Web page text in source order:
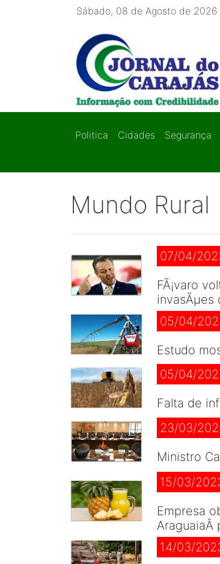
Sábado, 08 de Agosto de 2026
Politica Cidades Segurança
Mundo Rural
07/04/
FÃ¡varo
invasÃµes
05/04/
Estudo
05/04/
Falta de
23/03/
Ministro
15/03/
Empresa
AraguaiaÂ
14/03/